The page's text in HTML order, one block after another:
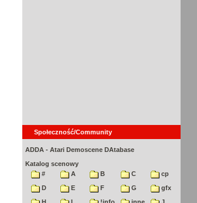
Społeczność/Community
ADDA - Atari Demoscene DAtabase
Katalog scenowy
#
A B C
cp
D
E F G
gfx